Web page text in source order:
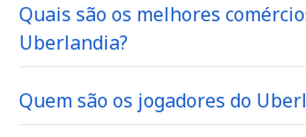
Quais são os melhores
Uberlandia?
Quem são os jogadores do